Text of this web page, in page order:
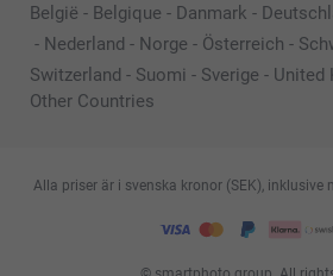
België - Belgique - Danmark -
- Nederland - Norge - Österreich -
Switzerland - Suomi - Sverige - United
Other Countries
Alla priser är i svenska kronor (SEK), inklusive